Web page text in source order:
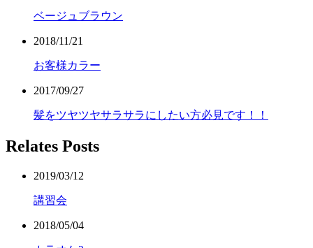
ベージュブラウン
2018/11/21
お客様カラー
2017/09/27
髪をツヤツヤサラサラにしたい方必見です！！
Relates Posts
2019/03/12
講習会
2018/05/04